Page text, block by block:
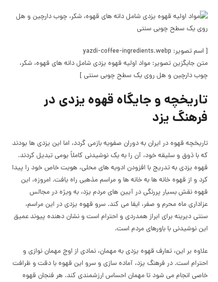
[ اسم تصویر: yazdi-coffee-ingredients.webp
متن جایگزین تصویر: مواد اولیه قهوه یزدی شامل دانه های قهوه، شکر،
چوب دارچین و هل روی یک سطح چوبی سنتی ]
تاریخچه و جایگاه قهوه یزدی در
فرهنگ یزد
تاریخچه قهوه در ایران به دوران صفویه بازمی گردد، اما این یزدی ها بودند
که با ذوق و سلیقه خود، آن را به یک نوشیدنی کاملاً بومی تبدیل کردند.
قهوه یزدی به تدریج با افزودن ادویه های محلی، هویت خاص خود را پیدا
کرد و از قهوه خانه ها به خانه ها و مراسم مذهبی راه یافت. امروزه، این
قهوه نقش بسیار پررنگی در آیین های مردم یزد، به ویژه در مجالس
عزاداری ماه محرم و صفر، ایفا می کند. سرو قهوه یزدی در این مراسم،
سنتی دیرینه برای ابراز همدردی و احترام است و نشان دهنده پیوند عمیق
این نوشیدنی با باورهای مردم است.
علاوه بر این، تعارف قهوه یزدی به مهمان، نمادی از اوج مهمان نوازی و
احترام است. در فرهنگ یزد، آماده سازی و سرو این قهوه با دقت و ظرافت
خاصی انجام می شود تا مهمان احساس ارزشمندی کند. هر فنجان قهوه